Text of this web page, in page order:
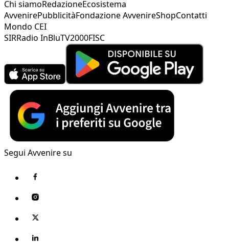
Chi siamoRedazioneEcosistema
AvvenirePubblicitàFondazione AvvenireShopContatti
Mondo CEI
SIRRadio InBluTV2000FISC
Segui Avvenire su